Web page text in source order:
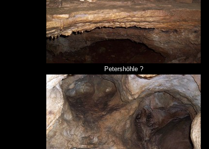
Petershöhle ?